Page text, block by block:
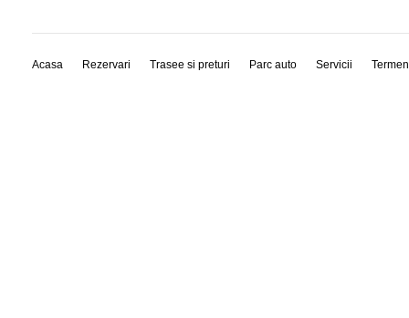
Acasa Rezervari Trasee si preturi Parc auto Servicii